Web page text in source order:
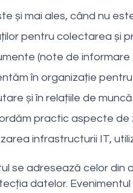
și mai ales, când nu
pentru colectarea și
(note de
în organizație
și în relațiile de muncă.
practic aspecte de
infrastructurii IT,
se adresează celor din
datelor.